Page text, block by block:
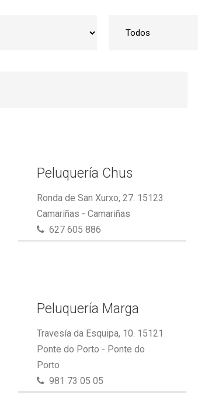
Peluquería Chus
Ronda de San Xurxo, 27. 15123
Camariñas - Camariñas
627 605 886
Peluquería Marga
Travesía da Esquipa, 10. 15121
Ponte do Porto - Ponte do
Porto
981 73 05 05